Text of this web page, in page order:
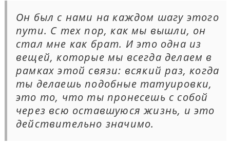
Он был с нами на каждом шагу этого
пути. С тех пор, как мы вышли, он
стал мне как брат. И это одна из
вещей, которые мы всегда делаем в
рамках этой связи: всякий раз, когда
ты делаешь подобные татуировки,
это то, что ты пронесешь с собой
через всю оставшуюся жизнь, и это
действительно значимо.